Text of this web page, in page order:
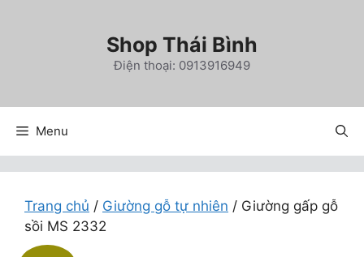
Shop Thái Bình
Điện thoại: 0913916949
Menu
Trang chủ / Giường gỗ tự nhiên / Giường gấp gỗ
sồi MS 2332